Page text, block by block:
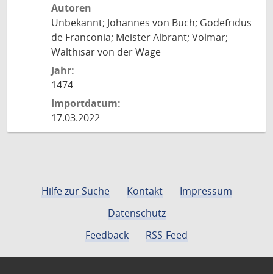
Autoren
Unbekannt; Johannes von Buch; Godefridus
de Franconia; Meister Albrant; Volmar;
Walthisar von der Wage
Jahr:
1474
Importdatum:
17.03.2022
Hilfe zur Suche Kontakt
Impressum
Datenschutz
Feedback
RSS-Feed